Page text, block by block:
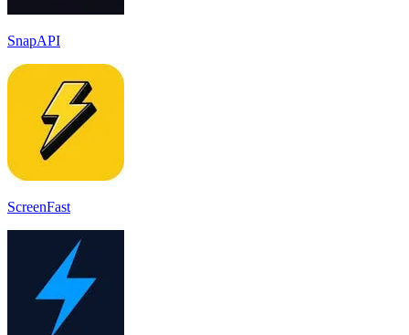
SnapAPI
ScreenFast